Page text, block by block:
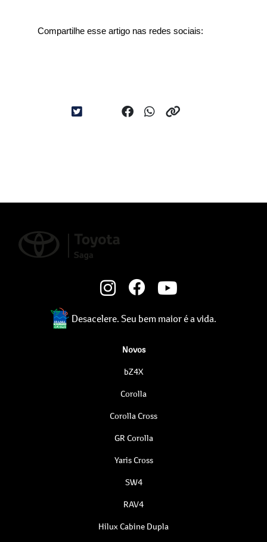
Compartilhe esse artigo nas redes sociais:
Desacelere. Seu bem maior é a vida.
Novos
bZ4X
Corolla
Corolla Cross
GR Corolla
Yaris Cross
SW4
RAV4
Hilux Cabine Dupla